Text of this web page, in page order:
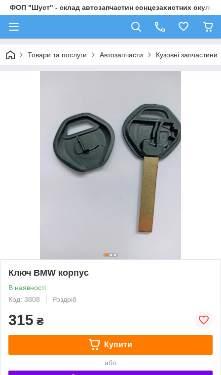
ФОП "Шуст" - склад автозапчастин сонцезахистних
Товари та послуги Автозапчасти Кузовні запчастини
Ключ BMW корпус
В наявності
Код: 3808
Роздріб
315 ₴
Купити
або